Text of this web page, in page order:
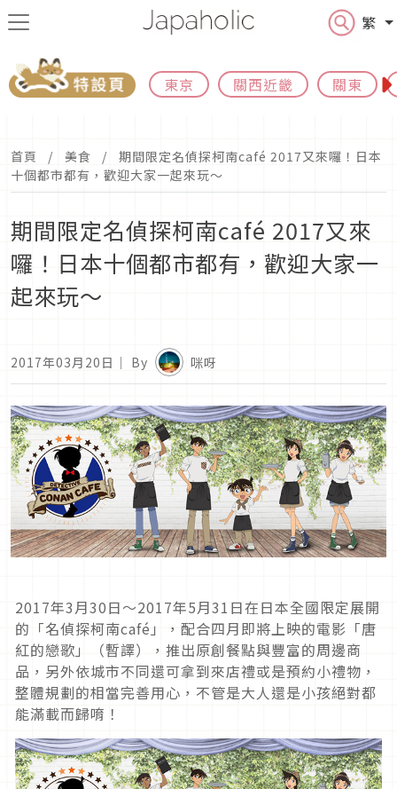
繁
東京 關西近畿 關東
首頁 美食
期間限定名偵探柯南café 2017又來囉！日本
十個都市都有，歡迎大家一起來玩～
期間限定名偵探柯南café 2017又來
囉！日本十個都市都有，歡迎大家一
起來玩～
2017年03月20日 ｜ By 咪呀
2017年3月30日～2017年5月31日在日本全國限定展開
的「名偵探柯南café」，配合四月即將上映的電影「唐
紅的戀歌」（暫譯），推出原創餐點與豐富的周邊商
品，另外依城市不同還可拿到來店禮或是預約小禮物，
整體規劃的相當完善用心，不管是大人還是小孩絕對都
能滿載而歸唷！